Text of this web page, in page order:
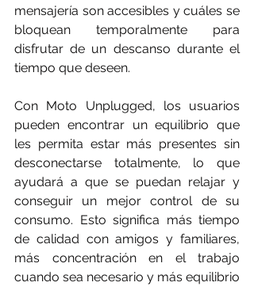
mensajería son accesibles y cuáles se
bloquean temporalmente para
disfrutar de un descanso durante el
tiempo que deseen.
Con Moto Unplugged, los usuarios
pueden encontrar un equilibrio que
les permita estar más presentes sin
desconectarse totalmente, lo que
ayudará a que se puedan relajar y
conseguir un mejor control de su
consumo. Esto significa más tiempo
de calidad con amigos y familiares,
más concentración en el trabajo
cuando sea necesario y más equilibrio